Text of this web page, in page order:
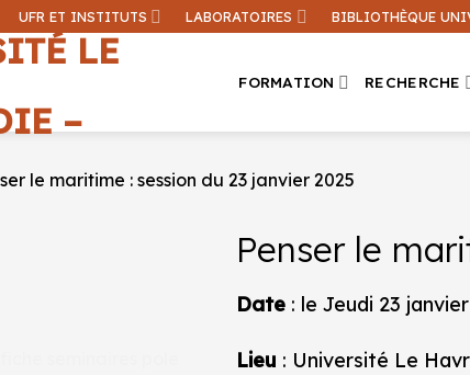
UFR ET INSTITUTS LABORATOIRES BIBLIOTHÈQUE
FORMATION RECHERCHE
Que
Une information sur ce site
le maritime : session du 23 janvier 2025
Penser le
Date : le Jeudi 23
Lieu : Université Le